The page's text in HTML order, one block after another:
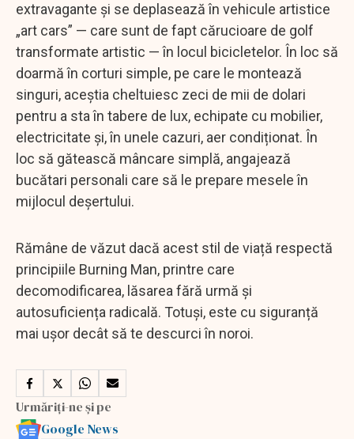
extravagante și se deplasează în vehicule artistice
„art cars” — care sunt de fapt cărucioare de golf
transformate artistic — în locul bicicletelor. În loc să
doarmă în corturi simple, pe care le montează
singuri, aceștia cheltuiesc zeci de mii de dolari
pentru a sta în tabere de lux, echipate cu mobilier,
electricitate și, în unele cazuri, aer condiționat. În
loc să gătească mâncare simplă, angajează
bucătari personali care să le prepare mesele în
mijlocul deșertului.
Rămâne de văzut dacă acest stil de viață respectă
principiile Burning Man, printre care
decomodificarea, lăsarea fără urmă și
autosuficiența radicală. Totuși, este cu siguranță
mai ușor decât să te descurci în noroi.
Urmăriți-ne și pe
Google News